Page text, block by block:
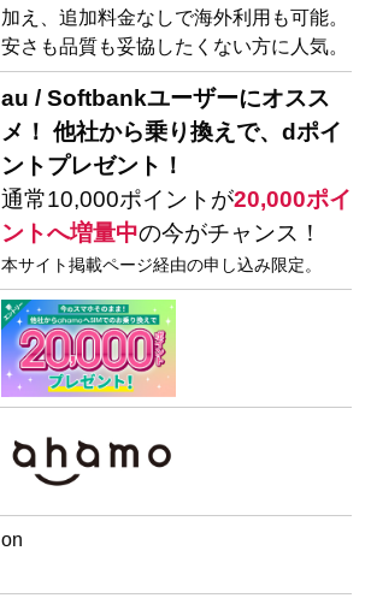
加え、追加料金なしで海外利用も可能。
安さも品質も妥協したくない方に人気。
au / Softbankユーザーにオスス
メ！ 他社から乗り換えで、dポイ
ントプレゼント！
通常10,000ポイントが20,000ポイ
ントへ増量中の今がチャンス！
本サイト掲載ページ経由の申し込み限定。
on